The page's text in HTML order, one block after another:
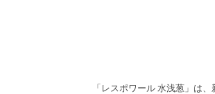
「レスポワール 水浅葱」は